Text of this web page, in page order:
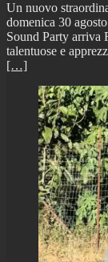
Un nuovo
domenica 30
Sound Party
talentuose e
[…]